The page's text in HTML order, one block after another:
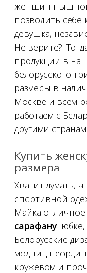
женщин пышной
позволить себе
девушка,
Не верите?!
продукции в
белорусского
размеры в
Москве и всем
работаем с
другими
Купить
размера
Хватит думать,
спортивной
Майка
сарафану,
Белорусские
модниц
кружевом и